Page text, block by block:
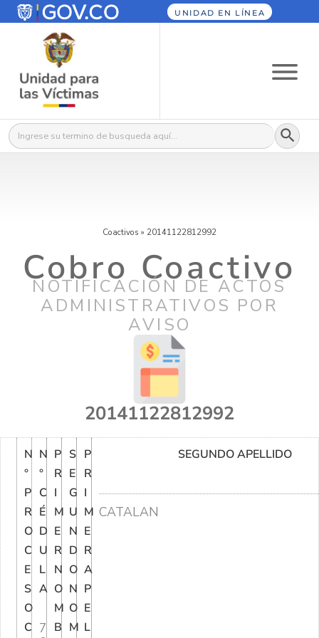
UNIDAD EN LÍNEA
Buscar: Botón
Coactivos » 20141122812992
Cobro Coactivo
NOTIFICACIÓN DE ACTOS
ADMINISTRATIVOS POR
AVISO
20141122812992
N
°
P
R
O
C
E
S
O
C
N
°
C
É
D
U
L
A
7
P
R
I
M
E
R
N
O
M
B
S
E
G
U
N
D
O
N
O
M
P
R
I
M
E
R
A
P
E
L
SEGUNDO APELLIDO
CATALAN